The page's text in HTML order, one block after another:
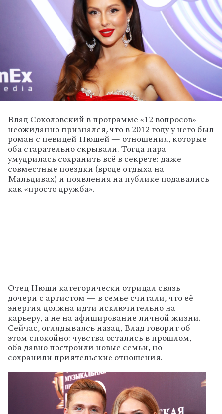
Влад Соколовский в программе «12 вопросов»
неожиданно признался, что в 2012 году у него был
роман с певицей Нюшей — отношения, которые
оба старательно скрывали. Тогда пара
умудрилась сохранить всё в секрете: даже
совместные поездки (вроде отдыха на
Мальдивах) и появления на публике подавались
как «просто дружба».
Отец Нюши категорически отрицал связь
дочери с артистом — в семье считали, что её
энергия должна идти исключительно на
карьеру, а не на афиширование личной жизни.
Сейчас, оглядываясь назад, Влад говорит об
этом спокойно: чувства остались в прошлом,
оба давно построили новые семьи, но
сохранили приятельские отношения.